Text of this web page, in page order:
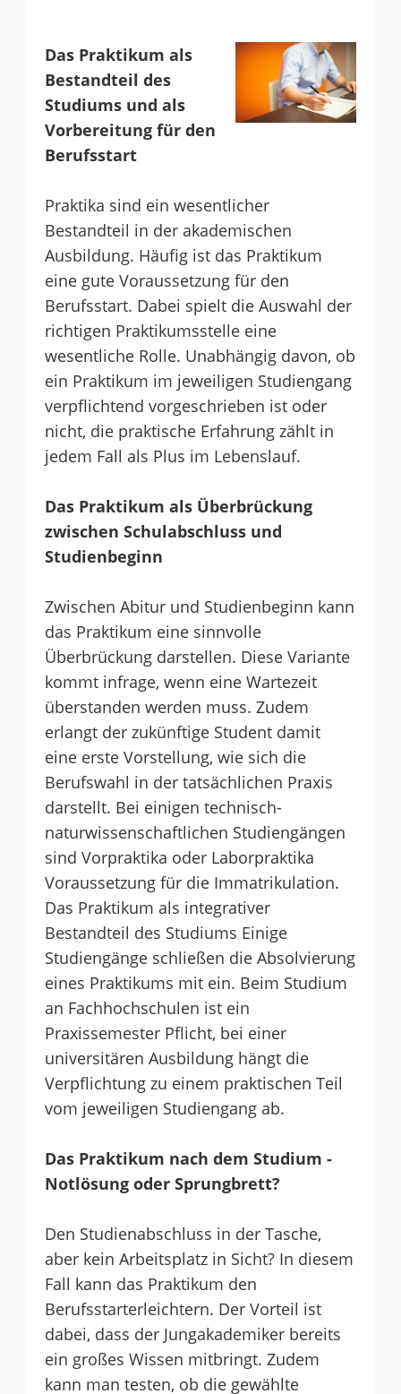
Das Praktikum als
Bestandteil des
Studiums und als
Vorbereitung für den
Berufsstart
Praktika sind ein wesentlicher
Bestandteil in der akademischen
Ausbildung. Häufig ist das Praktikum
eine gute Voraussetzung für den
Berufsstart. Dabei spielt die Auswahl der
richtigen Praktikumsstelle eine
wesentliche Rolle. Unabhängig davon, ob
ein Praktikum im jeweiligen Studiengang
verpflichtend vorgeschrieben ist oder
nicht, die praktische Erfahrung zählt in
jedem Fall als Plus im Lebenslauf.
Das Praktikum als Überbrückung
zwischen Schulabschluss und
Studienbeginn
Zwischen Abitur und Studienbeginn kann
das Praktikum eine sinnvolle
Überbrückung darstellen. Diese Variante
kommt infrage, wenn eine Wartezeit
überstanden werden muss. Zudem
erlangt der zukünftige Student damit
eine erste Vorstellung, wie sich die
Berufswahl in der tatsächlichen Praxis
darstellt. Bei einigen technisch-
naturwissenschaftlichen Studiengängen
sind Vorpraktika oder Laborpraktika
Voraussetzung für die Immatrikulation.
Das Praktikum als integrativer
Bestandteil des Studiums Einige
Studiengänge schließen die Absolvierung
eines Praktikums mit ein. Beim Studium
an Fachhochschulen ist ein
Praxissemester Pflicht, bei einer
universitären Ausbildung hängt die
Verpflichtung zu einem praktischen Teil
vom jeweiligen Studiengang ab.
Das Praktikum nach dem Studium -
Notlösung oder Sprungbrett?
Den Studienabschluss in der Tasche,
aber kein Arbeitsplatz in Sicht? In diesem
Fall kann das Praktikum den
Berufsstarterleichtern. Der Vorteil ist
dabei, dass der Jungakademiker bereits
ein großes Wissen mitbringt. Zudem
kann man testen, ob die gewählte